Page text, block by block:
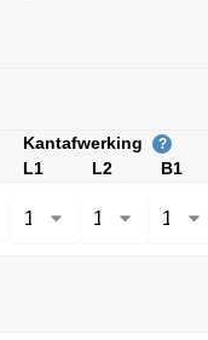
Kantafwerking ?
L1 L2 B1